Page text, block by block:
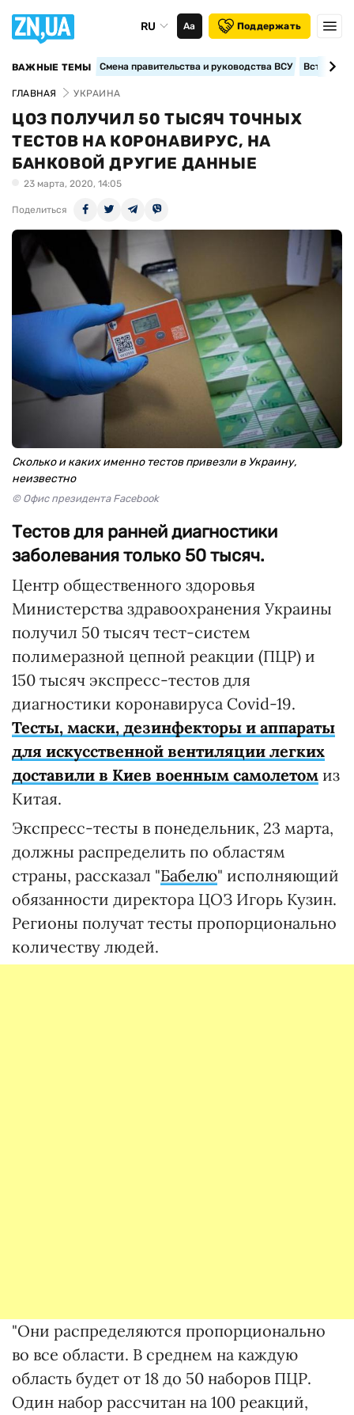
RU Аа Поддержать
ВАЖНЫЕ ТЕМЫ Смена правительства и руководства ВСУ
ГЛАВНАЯ УКРАИНА
ЦОЗ ПОЛУЧИЛ 50 ТЫСЯЧ ТОЧНЫХ
ТЕСТОВ НА КОРОНАВИРУС, НА
БАНКОВОЙ ДРУГИЕ ДАННЫЕ
23 марта, 2020, 14:05
Поделиться
Сколько и каких именно тестов привезли в Украину,
неизвестно
© Офис президента Facebook
Тестов для ранней диагностики
заболевания только 50 тысяч.
Центр общественного здоровья
Министерства здравоохранения Украины
получил 50 тысяч тест-систем
полимеразной цепной реакции (ПЦР) и
150 тысяч экспресс-тестов для
диагностики коронавируса Covid-19.
Тесты, маски, дезинфекторы и аппараты
для искусственной вентиляции легких
доставили в Киев военным самолетом из
Китая.
Экспресс-тесты в понедельник, 23 марта,
должны распределить по областям
страны, рассказал "Бабелю" исполняющий
обязанности директора ЦОЗ Игорь Кузин.
Регионы получат тесты пропорционально
количеству людей.
"Они распределяются пропорционально
во все области. В среднем на каждую
область будет от 18 до 50 наборов ПЦР.
Один набор рассчитан на 100 реакций,